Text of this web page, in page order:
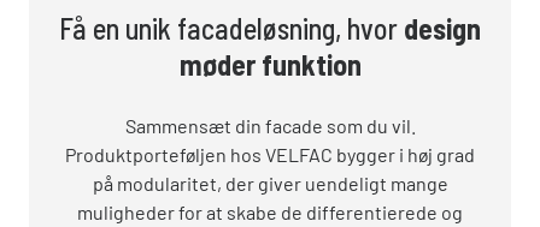
Få en unik facadeløsning, hvor design
møder funktion
Sammensæt din facade som du vil.
Produktporteføljen hos VELFAC bygger i høj grad
på modularitet, der giver uendeligt mange
muligheder for at skabe de differentierede og